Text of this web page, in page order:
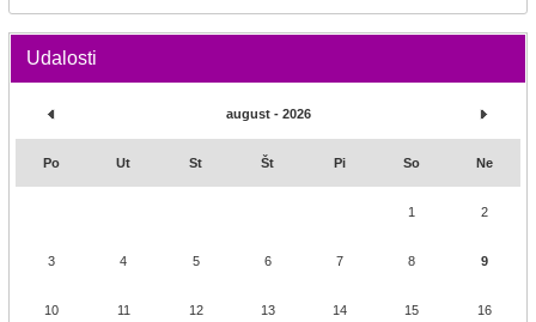
Udalosti
august - 2026
Po Ut St Št Pi So Ne
1 2
3 4 5 6 7 8 9
10 11 12 13 14 15 16